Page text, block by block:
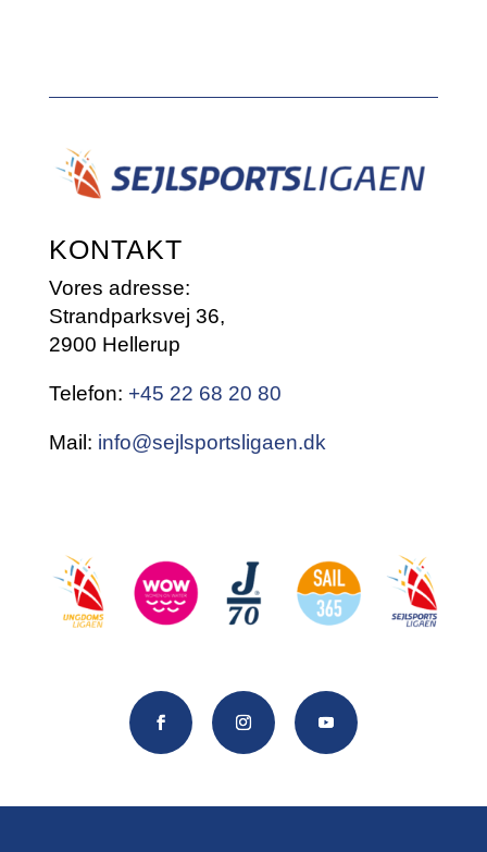
KONTAKT
Vores adresse:
Strandparksvej 36,
2900 Hellerup
Telefon: +45 22 68 20 80
Mail: info@sejlsportsligaen.dk